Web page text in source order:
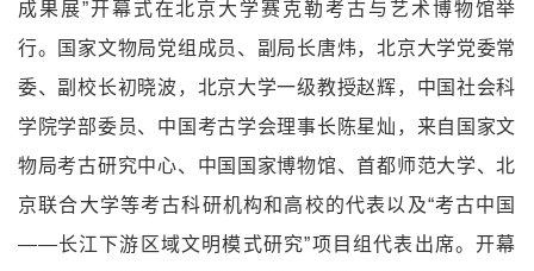
成果展”开幕式在北京大学赛克勒考古与艺术博物馆举
行。国家文物局党组成员、副局长唐炜，北京大学党委常
委、副校长初晓波，北京大学一级教授赵辉，中国社会科
学院学部委员、中国考古学会理事长陈星灿，来自国家文
物局考古研究中心、中国国家博物馆、首都师范大学、北
京联合大学等考古科研机构和高校的代表以及“考古中国
——长江下游区域文明模式研究”项目组代表出席。开幕